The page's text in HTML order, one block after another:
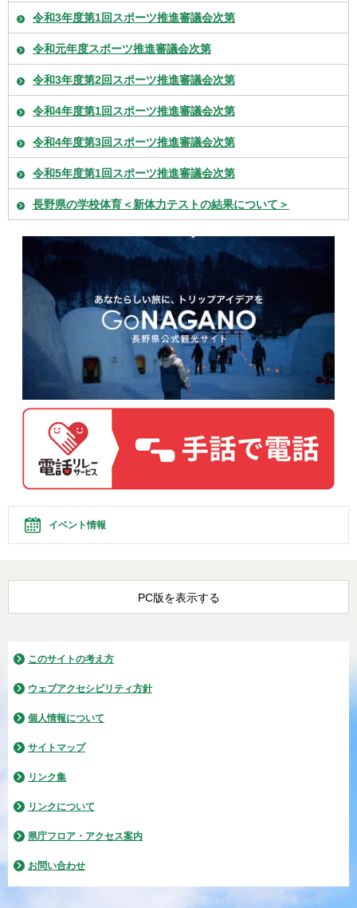
令和3年度第1回スポーツ推進審議会次第
令和元年度スポーツ推進審議会次第
令和3年度第2回スポーツ推進審議会次第
令和4年度第1回スポーツ推進審議会次第
令和4年度第3回スポーツ推進審議会次第
令和5年度第1回スポーツ推進審議会次第
長野県の学校体育＜新体力テストの結果について＞
イベント情報
PC版を表示する
このサイトの考え方
ウェブアクセシビリティ方針
個人情報について
サイトマップ
リンク集
リンクについて
県庁フロア・アクセス案内
お問い合わせ